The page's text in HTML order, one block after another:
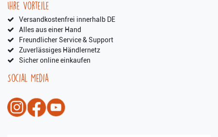
Ihre Vorteile
Versandkostenfrei innerhalb DE
Alles aus einer Hand
Freundlicher Service & Support
Zuverlässiges Händlernetz
Sicher online einkaufen
Social Media